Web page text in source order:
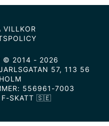
VILLKOR
© 2014 - 2026
57, 113 56
556961-7003
F-SKATT 🇸🇪